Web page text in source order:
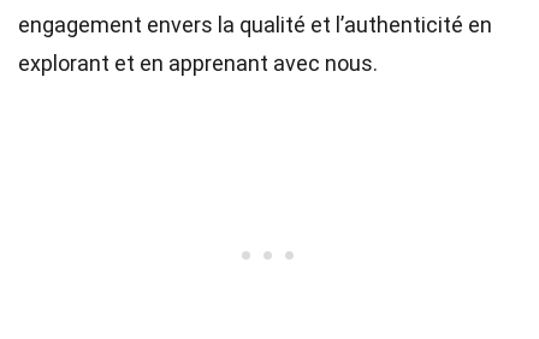
engagement envers la qualité et l’authenticité en
explorant et en apprenant avec nous.